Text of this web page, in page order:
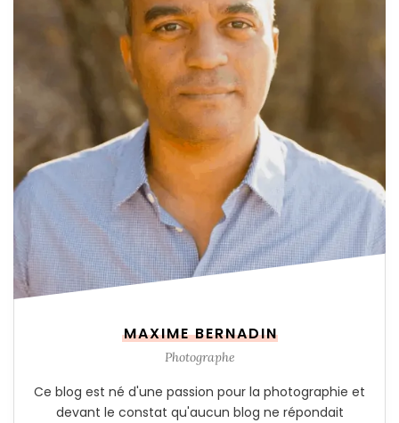
MAXIME BERNADIN
Photographe
Ce blog est né d'une passion pour la photographie et
devant le constat qu'aucun blog ne répondait